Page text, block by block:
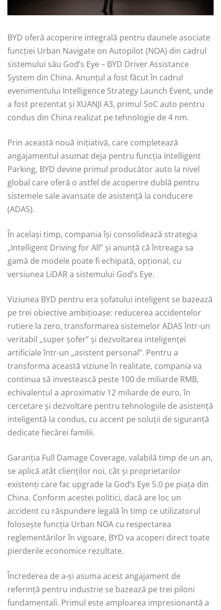
BYD oferă acoperire integrală pentru daunele asociate
funcției Urban Navigate on Autopilot (NOA) din cadrul
sistemului său God’s Eye – BYD Driver Assistance
System din China. Anunțul a fost făcut în cadrul
evenimentului Intelligence Strategy Launch Event, unde
a fost prezentat și XUANJI A3, primul SoC auto pentru
condus din China realizat pe tehnologie de 4 nm.
Prin această nouă inițiativă, care completează
angajamentul asumat deja pentru funcția Intelligent
Parking, BYD devine primul producător auto la nivel
global care oferă o astfel de acoperire dublă pentru
sistemele sale avansate de asistență la conducere
(ADAS).
În același timp, compania își consolidează strategia
„Intelligent Driving for All” și anunță că întreaga sa
gamă de modele poate fi echipată, opțional, cu
versiunea LiDAR a sistemului God’s Eye.
Viziunea BYD pentru era șofatului inteligent se bazează
pe trei obiective ambițioase: reducerea accidentelor
rutiere la zero, transformarea sistemelor ADAS într-un
veritabil „super șofer” și dezvoltarea inteligenței
artificiale într-un „asistent personal”. Pentru a
transforma această viziune în realitate, compania va
continua să investească peste 100 de miliarde RMB,
echivalentul a aproximativ 12 miliarde de euro, în
cercetare și dezvoltare pentru tehnologiile de asistență
inteligentă la condus, cu accent pe soluții de siguranță
dedicate fiecărei familii.
Garanția Full Damage Coverage, valabilă timp de un an,
se aplică atât clienților noi, cât și proprietarilor
existenți care fac upgrade la God’s Eye 5.0 pe piața din
China. Conform acestei politici, dacă are loc un
accident cu răspundere legală în timp ce utilizatorul
folosește funcția Urban NOA cu respectarea
reglementărilor în vigoare, BYD va acoperi direct toate
pierderile economice rezultate.
Încrederea de a-și asuma acest angajament de
referință pentru industrie se bazează pe trei piloni
fundamentali. Primul este amploarea impresionantă a